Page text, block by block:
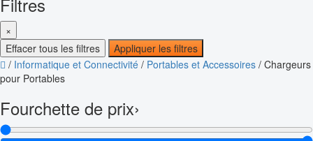
×
Effacer tous les filtres
Appliquer les filtres
/ Informatique et Connectivité / Portables et Accessoires / Chargeurs
pour Portables
Fourchette de prix›